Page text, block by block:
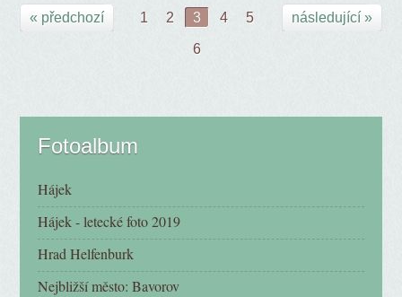
« předchozí 1 2 3 4 5
6
následující »
Fotoalbum
Hájek
Hájek - letecké foto 2019
Hrad Helfenburk
Nejbližší město: Bavorov